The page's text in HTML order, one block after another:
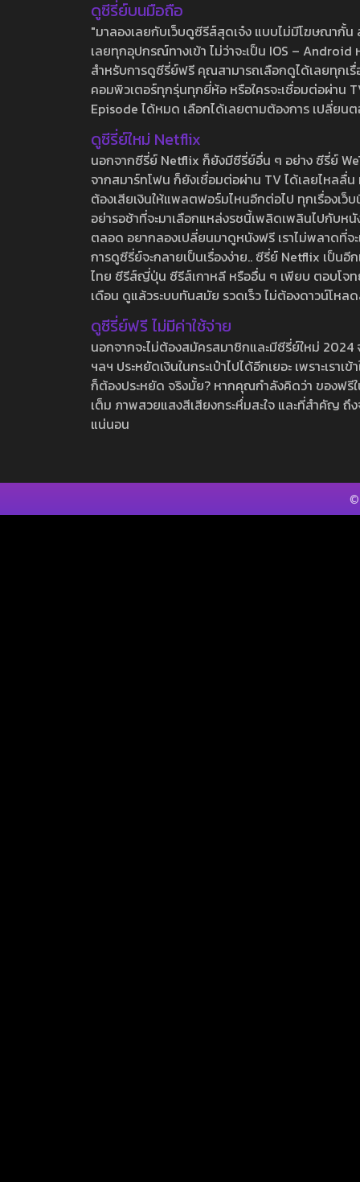
ดูซีรี่ย์บนมือถือ
"มาลองเลยกับเว็บดูซีรีส์สุดเจ๋ง แบบไม่มีโฆษณากั้
เลยทุกอุปกรณ์ทางเข้า ไม่ว่าจะเป็น IOS –
สำหรับการดูซีรี่ย์ฟรี คุณสามารถเลือกดูได้เลยทุกเ
คอมพิวเตอร์ทุกรุ่นทุกยี่ห้อ หรือใครจะเชื่อมต่อผ่าน
Episode ได้หมด เลือกได้เลยตามต้องการ เปลี่ยน
ดูซีรี่ย์ใหม่ Netflix
นอกจากซีรี่ย์ Netflix ก็ยังมีซีรี่ย์อื่น ๆ อย่าง ซีรี่ย์
จากสมาร์ทโฟน ก็ยังเชื่อมต่อผ่าน TV ได้เลยไหลลื่
ต้องเสียเงินให้แพลตฟอร์มไหนอีกต่อไป ทุกเรื่องเว็
อย่ารอช้าที่จะมาเลือกแหล่งรชนี้เพลิดเพลินไปกับห
ตลอด อยากลองเปลี่ยนมาดูหนังฟรี เราไม่พลาดที่
การดูซีรี่ย์จะกลายเป็นเรื่องง่าย.. ซีรี่ย์ Netflix เป็น
ไทย ซีรีส์ญี่ปุ่น ซีรีส์เกาหลี หรืออื่น ๆ เพียบ ตอบโจท
เดือน ดูแล้วระบบทันสมัย รวดเร็ว ไม่ต้องดาวน์โห
ดูซีรี่ย์ฟรี ไม่มีค่าใช้จ่าย
นอกจากจะไม่ต้องสมัครสมาชิกและมีซีรี่ย์ใหม่
ฯลฯ ประหยัดเงินในกระเป๋าไปได้อีกเยอะ เพราะเร
ก็ต้องประหยัด จริงมั้ย? หากคุณกำลังคิดว่า ของฟ
เต็ม ภาพสวยแสงสีเสียงกระหึ่มสะใจ และที่สำคัญ
แน่นอน
©